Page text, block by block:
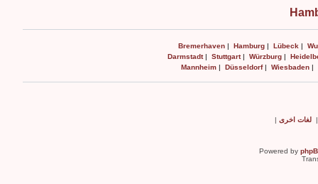
Bremerhaven | Hamburg | Lübeck |
Darmstadt| Stuttgart| Würzburg|
Mannheim | Düsseldorf| Wiesbaden |
لغات اخرى |
Powered by